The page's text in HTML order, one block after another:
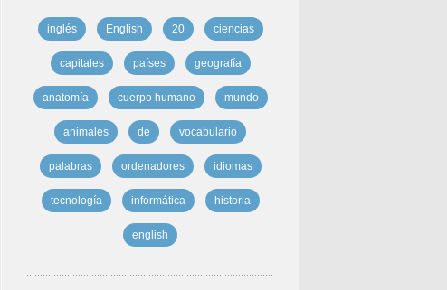
inglés English 20 ciencias
capitales países geografía
anatomía cuerpo humano mundo
animales de vocabulario
palabras ordenadores idiomas
tecnología informática historia
english